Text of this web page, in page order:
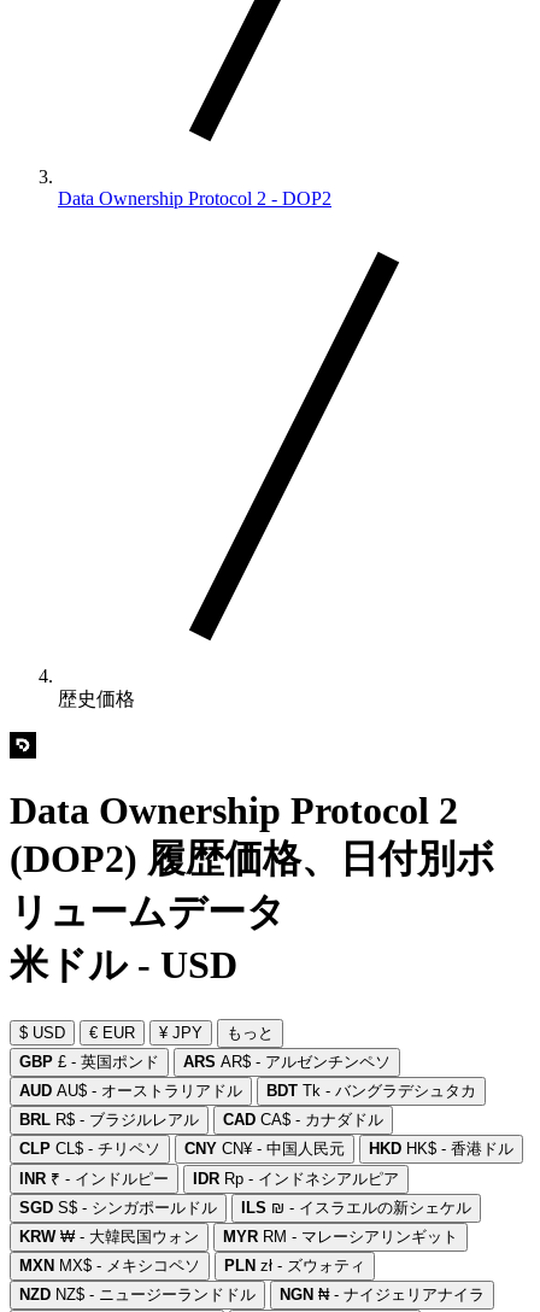
Data Ownership Protocol 2 - DOP2
歴史価格
Data Ownership Protocol 2
(DOP2) 履歴価格、日付別ボ
リュームデータ
米ドル - USD
$ USD € EUR ¥ JPY
もっと
GBP £ - 英国ポンド ARS AR$ - アルゼンチンペソ
AUD AU$ - オーストラリアドル BDT Tk - バングラデシュタカ
BRL R$ - ブラジルレアル CAD CA$ - カナダドル
CLP CL$ - チリペソ CNY CN¥ - 中国人民元 HKD HK$ - 香港ドル
INR ₹ - インドルピー IDR Rp - インドネシアルピア
SGD S$ - シンガポールドル ILS ₪ - イスラエルの新シェケル
KRW₩ - 大韓民国ウォン MYR RM - マレーシアリンギット
MXN MX$ - メキシコペソ PLN zł - ズウォティ
NZD NZ$ - ニュージーランドドル NGN ₦ - ナイジェリアナイラ